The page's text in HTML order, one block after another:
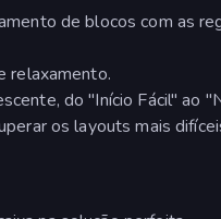
de blocos com as
relaxamento.
do "Início Fácil" ao
os layouts mais